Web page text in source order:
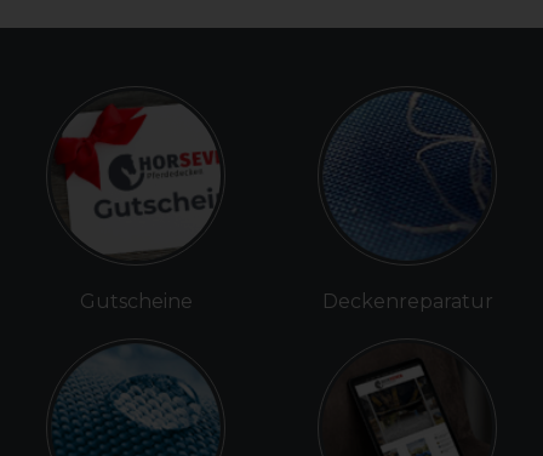
Gutscheine Deckenreparatur